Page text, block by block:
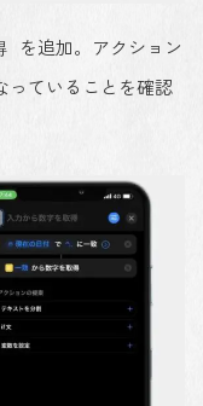
を追加。アクション
っていることを確認